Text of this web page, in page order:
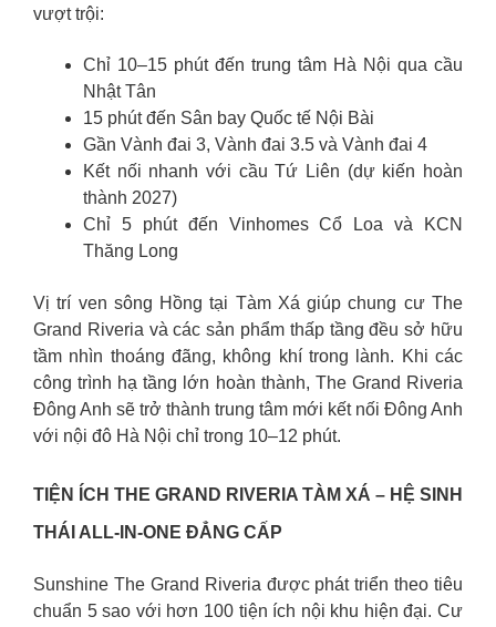
vượt trội:
Chỉ 10–15 phút đến trung tâm Hà Nội qua cầu
Nhật Tân
15 phút đến Sân bay Quốc tế Nội Bài
Gần Vành đai 3, Vành đai 3.5 và Vành đai 4
Kết nối nhanh với cầu Tứ Liên (dự kiến hoàn
thành 2027)
Chỉ 5 phút đến Vinhomes Cổ Loa và KCN
Thăng Long
Vị trí ven sông Hồng tại Tàm Xá giúp chung cư The
Grand Riveria và các sản phẩm thấp tầng đều sở hữu
tầm nhìn thoáng đãng, không khí trong lành. Khi các
công trình hạ tầng lớn hoàn thành, The Grand Riveria
Đông Anh sẽ trở thành trung tâm mới kết nối Đông Anh
với nội đô Hà Nội chỉ trong 10–12 phút.
TIỆN ÍCH THE GRAND RIVERIA TÀM XÁ – HỆ SINH
THÁI ALL-IN-ONE ĐẲNG CẤP
Sunshine The Grand Riveria được phát triển theo tiêu
chuẩn 5 sao với hơn 100 tiện ích nội khu hiện đại. Cư